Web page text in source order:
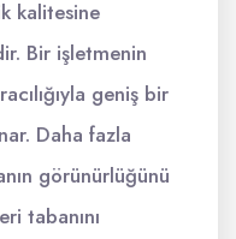
kalitesine
Bir işletmenin
geniş bir
Daha fazla
görünürlüğünü
tabanını